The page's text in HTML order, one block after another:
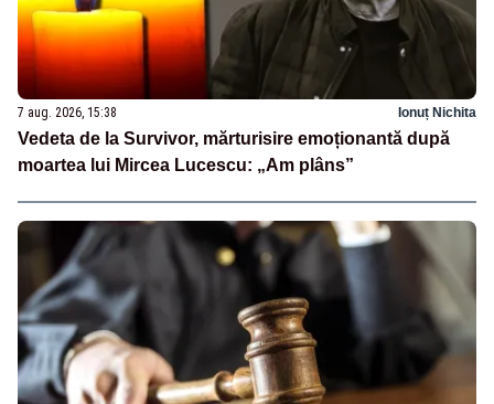
7 aug. 2026, 15:38 Ionuț Nichita
Vedeta de la Survivor, mărturisire emoționantă după
moartea lui Mircea Lucescu: „Am plâns”